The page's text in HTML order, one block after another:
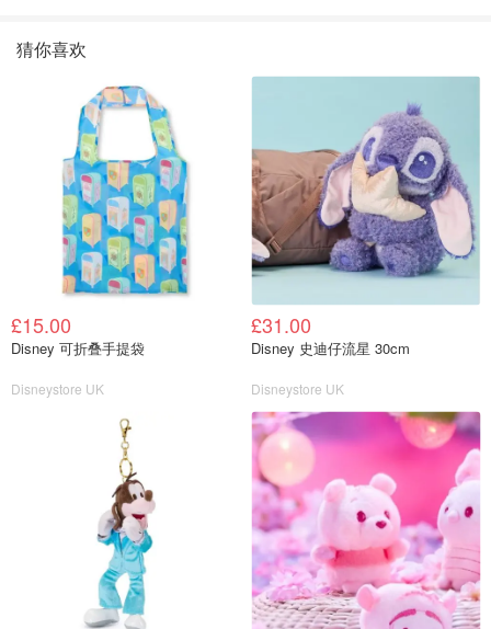
猜你喜欢
£15.00
Disney 可折叠手提袋
Disneystore UK
£31.00
Disney 史迪仔流星 30cm
Disneystore UK